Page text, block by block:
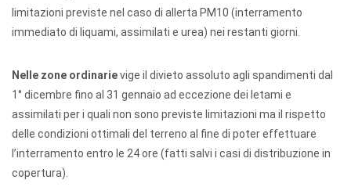
limitazioni previste nel caso di allerta PM10 (interramento
immediato di liquami, assimilati e urea) nei restanti giorni.
Nelle zone ordinarievige il divieto assoluto agli spandimenti dal
1° dicembre fino al 31 gennaio ad eccezione dei letami e
assimilati per i quali non sono previste limitazioni ma il rispetto
delle condizioni ottimali del terreno al fine di poter effettuare
l’interramento entro le 24 ore (fatti salvi i casi di distribuzione in
copertura).